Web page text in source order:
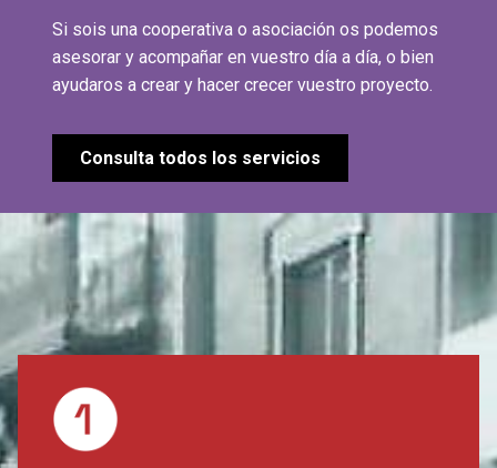
Si sois una cooperativa o asociación os podemos
asesorar y acompañar en vuestro día a día, o bien
ayudaros a crear y hacer crecer vuestro proyecto.
Consulta todos los servicios